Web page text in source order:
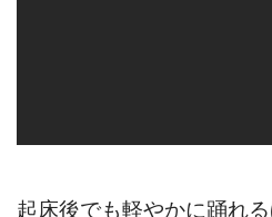
起床後でも軽やかに踊れ